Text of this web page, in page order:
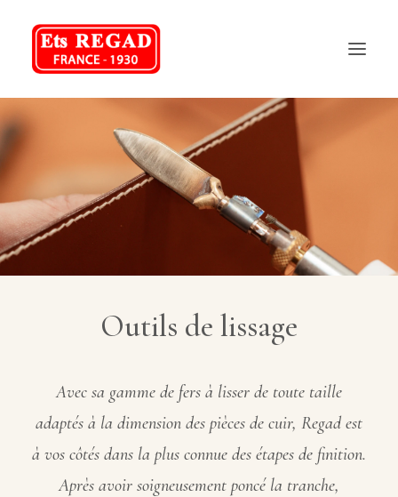
NOS PRODUITS
NOS SERVICES
FAQ
CONTACT
04 75 70 48 58Outils de lissage
Avec sa gamme de fers à lisser de toute taille
adaptés à la dimension des pièces de cuir, Regad est
à vos côtés dans la plus connue des étapes de finition.
Après avoir soigneusement poncé la tranche,